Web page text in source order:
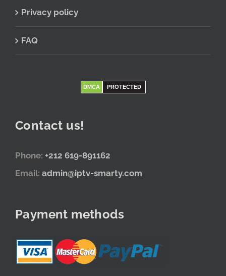
Privacy policy
FAQ
DMCA PROTECTED
Contact us!
Phone: +212 619-891162
Email: admin@iptv-smarty.com
Payment methods